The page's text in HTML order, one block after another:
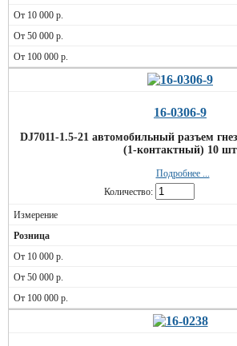
16-0306-9
DJ7011-1.5-21 автомобильный разъем
(1-контактный) 10 шт
Подробнее ...
Количество: